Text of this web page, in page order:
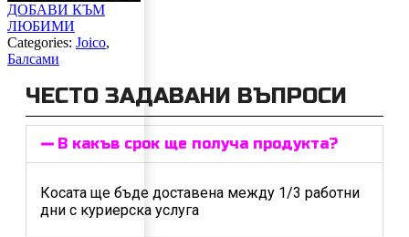
ДОБАВИ КЪМ
ЛЮБИМИ
Categories: Joico,
Балсами
ЧЕСТО ЗАДАВАНИ ВЪПРОСИ
В какъв срок ще получа продукта?
Косата ще бъде доставена между 1/3 работни
дни с куриерска услуга